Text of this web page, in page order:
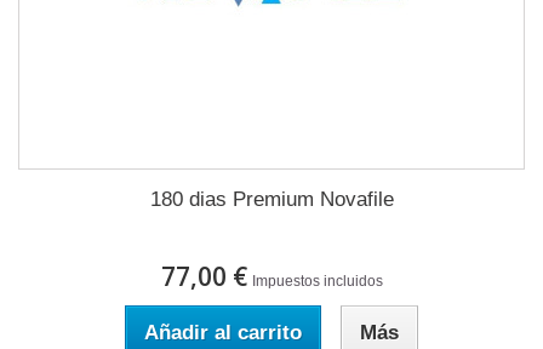
180 dias Premium Novafile
77,00 € Impuestos incluidos
Añadir al carrito Más